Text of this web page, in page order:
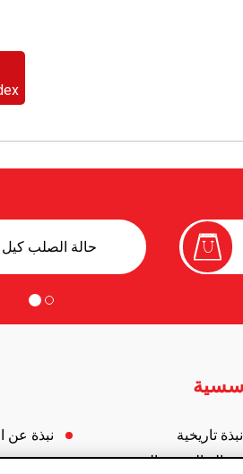
حالة الصلب كيل
نبذة تاريخية
رسالة الرئيس الفخري
نبذة عن
مجموعة